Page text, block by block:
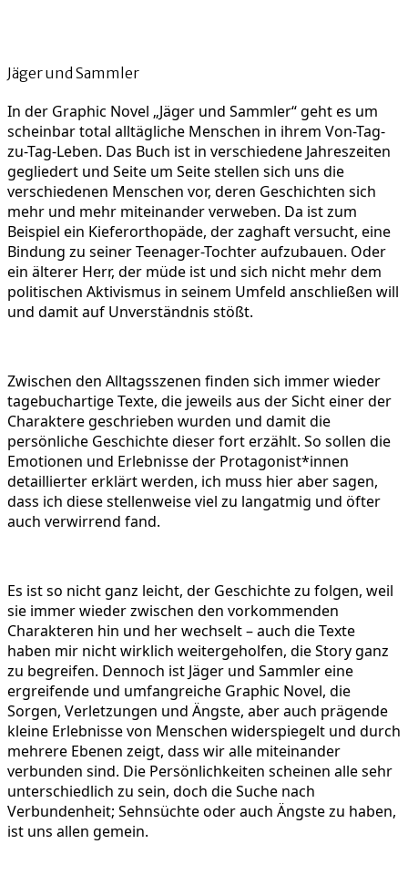
Jäger und Sammler
In der Graphic Novel „Jäger und Sammler“ geht es um
scheinbar total alltägliche Menschen in ihrem Von-Tag-
zu-Tag-Leben. Das Buch ist in verschiedene Jahreszeiten
gegliedert und Seite um Seite stellen sich uns die
verschiedenen Menschen vor, deren Geschichten sich
mehr und mehr miteinander verweben. Da ist zum
Beispiel ein Kieferorthopäde, der zaghaft versucht, eine
Bindung zu seiner Teenager-Tochter aufzubauen. Oder
ein älterer Herr, der müde ist und sich nicht mehr dem
politischen Aktivismus in seinem Umfeld anschließen will
und damit auf Unverständnis stößt.
Zwischen den Alltagsszenen finden sich immer wieder
tagebuchartige Texte, die jeweils aus der Sicht einer der
Charaktere geschrieben wurden und damit die
persönliche Geschichte dieser fort erzählt. So sollen die
Emotionen und Erlebnisse der Protagonist*innen
detaillierter erklärt werden, ich muss hier aber sagen,
dass ich diese stellenweise viel zu langatmig und öfter
auch verwirrend fand.
Es ist so nicht ganz leicht, der Geschichte zu folgen, weil
sie immer wieder zwischen den vorkommenden
Charakteren hin und her wechselt – auch die Texte
haben mir nicht wirklich weitergeholfen, die Story ganz
zu begreifen. Dennoch ist Jäger und Sammler eine
ergreifende und umfangreiche Graphic Novel, die
Sorgen, Verletzungen und Ängste, aber auch prägende
kleine Erlebnisse von Menschen widerspiegelt und durch
mehrere Ebenen zeigt, dass wir alle miteinander
verbunden sind. Die Persönlichkeiten scheinen alle sehr
unterschiedlich zu sein, doch die Suche nach
Verbundenheit; Sehnsüchte oder auch Ängste zu haben,
ist uns allen gemein.